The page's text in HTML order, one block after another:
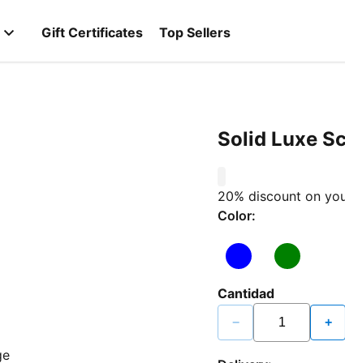
Gift Certificates Top Sellers
Solid Luxe
20% discount on
Color:
Cantidad
− +